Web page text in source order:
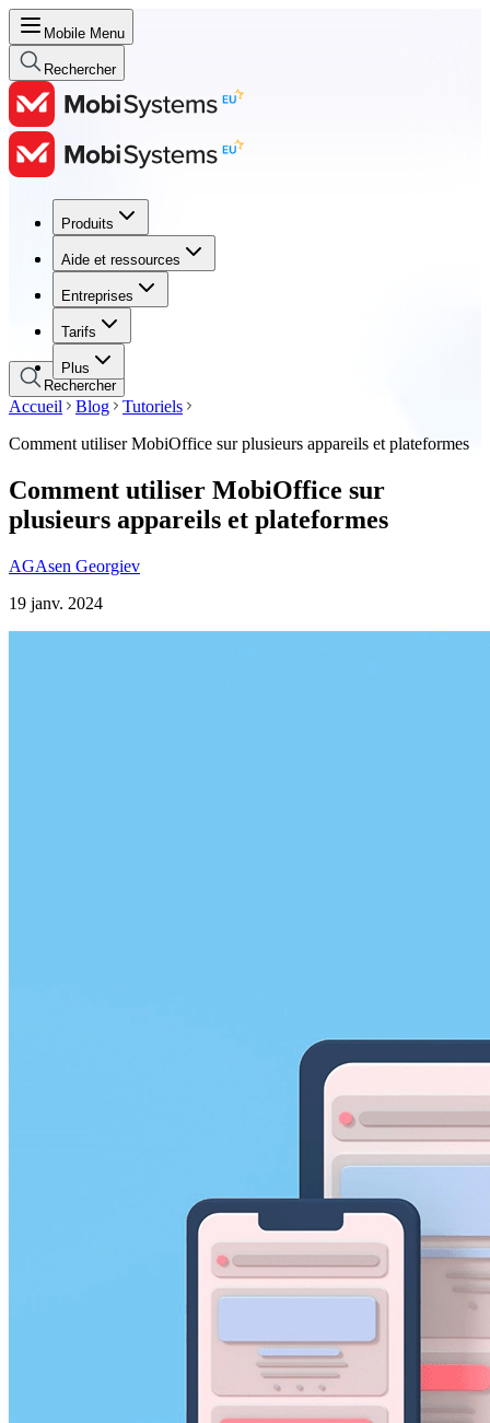
Mobile Menu
Rechercher
Produits
Aide et ressources
Entreprises
Tarifs
Plus
Produits
Aide et ressources
Entreprises
Tarifs
Rechercher
Accueil Blog
Tutoriels
Comment utiliser MobiOffice sur plusieurs appareils et plateformes
Comment utiliser MobiOffice sur
plusieurs appareils et plateformes
AGAsen Georgiev
19 janv. 2024